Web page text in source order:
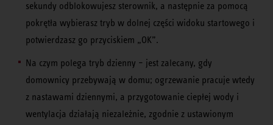
sekundy odblokowujesz sterownik, a następnie za pomocą
pokrętła wybierasz tryb w dolnej części widoku startowego i
potwierdzasz go przyciskiem „OK”.
Na czym polega tryb dzienny – jest zalecany, gdy
domownicy przebywają w domu; ogrzewanie pracuje wtedy
z nastawami dziennymi, a przygotowanie ciepłej wody i
wentylacja działają niezależnie, zgodnie z ustawionym